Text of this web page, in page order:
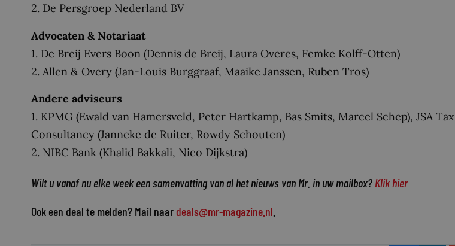
2. De Persgroep Nederland BV
Advocaten & Notariaat
1. De Breij Evers Boon (Dennis de Breij, Laura Overes, Femke Kolff-Otten)
2. Allen & Overy (Jan-Louis Burggraaf, Maaike Janssen, Ruben Tros)
Andere adviseurs
1. KPMG (Ewald van Hamersveld, Peter Hartkamp, Bas Smits, Marcel Schep), JSA Tax
Consultancy (Janneke de Ruiter, Rowdy Schouten)
2. NIBC Bank (Khalid Bakkali, Nico Dijkstra)
Wilt u vanaf nu elke week een samenvatting van al het nieuws van Mr. in uw mailbox? Klik hier
Ook een deal te melden? Mail naar deals@mr-magazine.nl